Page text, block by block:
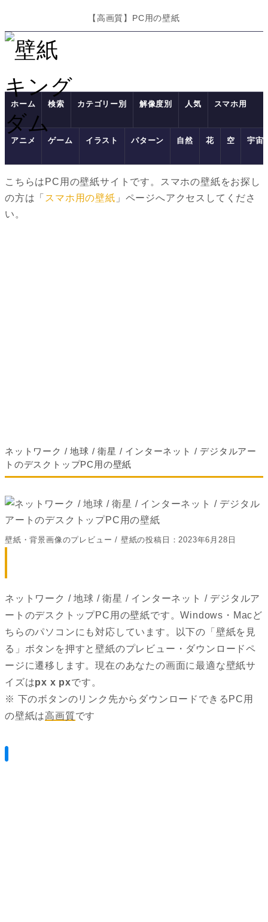
【高画質】PC用の壁紙
ホーム 検索 カテゴリー別 解像度別 人気 スマホ用
アニメ ゲーム イラスト パターン 自然 花 空 宇宙
こちらはPC用の壁紙サイトです。スマホの壁紙をお探し
の方は「 スマホ用の壁紙 」ページへアクセスしてくださ
い。
ネットワーク / 地球 / 衛星 / インターネット / デジタルアー
トのデスクトップPC用の壁紙
壁紙・背景画像のプレビュー / 壁紙の投稿日：2023年6月28日
ネットワーク / 地球 / 衛星 / インターネット / デジタルア
ートのデスクトップPC用の壁紙です。Windows・Macど
ちらのパソコンにも対応しています。以下の「壁紙を見
る」ボタンを押すと壁紙のプレビュー・ダウンロードペ
ージに遷移します。現在のあなたの画面に最適な壁紙サ
イズはpx x pxです。
※ 下のボタンのリンク先からダウンロードできるPC用
の壁紙は高画質です